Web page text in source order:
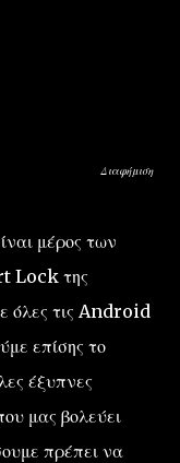
Διαφήμιση
μέρος των
Lock της
όλες τις Android
επίσης το
έξυπνες
μας βολεύει
πρέπει να